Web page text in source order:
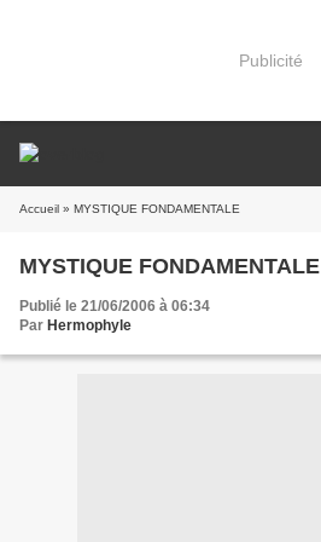
Publicité
Accueil » MYSTIQUE FONDAMENTALE
MYSTIQUE FONDAMENTALE
Publié le 21/06/2006 à 06:34
Par Hermophyle